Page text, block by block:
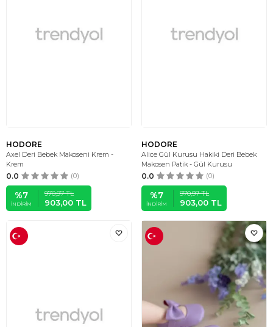
HODORE
Axel Deri Bebek Makoseni Krem -
Krem
0.0 (0)
%7
İNDIRIM
970,97TL
903,00 TL
HODORE
Alice Gül Kurusu Hakiki Deri Bebek
Makosen Patik - Gül Kurusu
0.0 (0)
%7
İNDIRIM
970,97TL
903,00 TL